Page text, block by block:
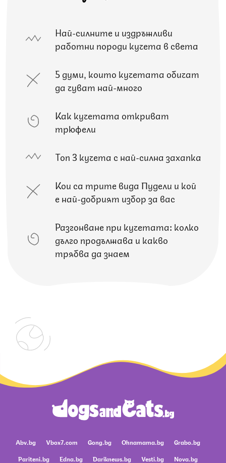
Най-силните и издръжливи
работни породи кучета в света
5 думи, които кучетата обичат
да чуват най-много
Как кучетата откриват
трюфели
Топ 3 кучета с най-силна захапка
Кои са трите вида Пудели и кой
е най-добрият избор за вас
Разгонване при кучетата: колко
дълго продължава и какво
трябва да знаем
Abv.bg Vbox7.com Gong.bg Ohnamama.bg
Grabo.bg
Pariteni.bg
Edna.bg Dariknews.bg Vesti.bg Nova.bg